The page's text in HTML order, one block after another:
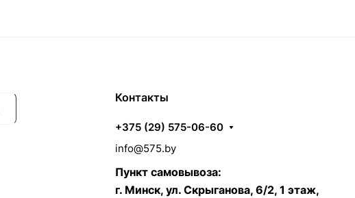
Контакты
+375 (29) 575-06-60
info@575.by
Пункт самовывоза:
г. Минск, ул. Скрыганова, 6/2, 1 этаж,